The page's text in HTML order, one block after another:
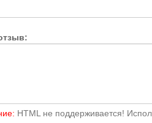
HTML не поддерживается!